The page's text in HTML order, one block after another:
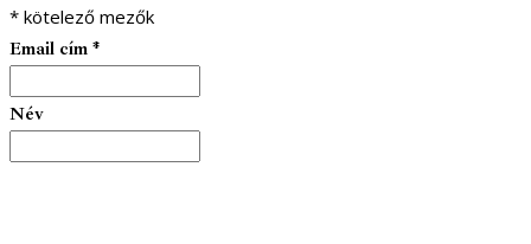
* kötelező mezők
Email cím *
Név